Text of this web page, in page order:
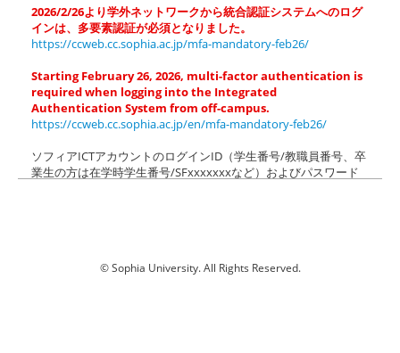
2026/2/26より学外ネットワークから統合認証システムへのログ
インは、多要素認証が必須となりました。
https://ccweb.cc.sophia.ac.jp/mfa-mandatory-feb26/
Starting February 26, 2026, multi-factor authentication is
required when logging into the Integrated
Authentication System from off-campus.
https://ccweb.cc.sophia.ac.jp/en/mfa-mandatory-feb26/
ソフィアICTアカウントのログインID（学生番号/教職員番号、卒
業生の方は在学時学生番号/SFxxxxxxxなど）およびパスワード
Please login with login ID (Student ID/Faculty ID) and password
© Sophia University. All Rights Reserved.